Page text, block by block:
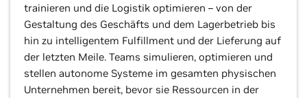
trainieren und die Logistik optimieren – von der
Gestaltung des Geschäfts und dem Lagerbetrieb bis
hin zu intelligentem Fulfillment und der Lieferung auf
der letzten Meile. Teams simulieren, optimieren und
stellen autonome Systeme im gesamten physischen
Unternehmen bereit, bevor sie Ressourcen in der